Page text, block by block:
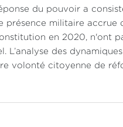
du pouvoir a
présence militaire accrue
en 2020, n'ont
L’analyse des
volonté citoyenne de